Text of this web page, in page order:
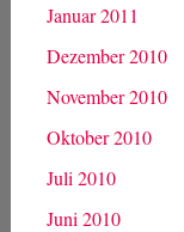
Januar 2011
Dezember 2010
November 2010
Oktober 2010
Juli 2010
Juni 2010